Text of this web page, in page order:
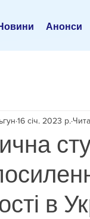
Анонси
в
16 січ. 2023 р.